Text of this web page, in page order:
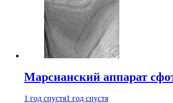
Марсианский аппарат
1 год спустя1 год спустя